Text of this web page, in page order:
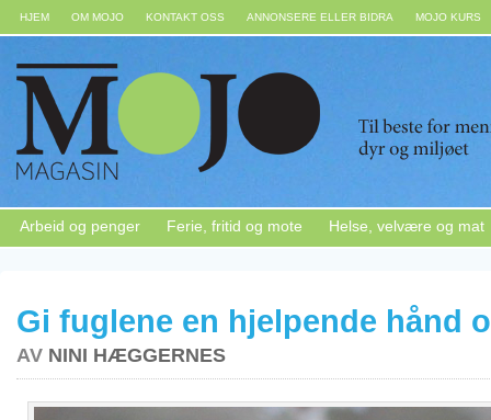
HJEM OM MOJO KONTAKT OSS ANNONSERE ELLER BIDRA MOJO KURS
Arbeid og penger Ferie, fritid og mote Helse, velvære og mat
Gi fuglene en hjelpende hånd
AV NINI HÆGGERNES